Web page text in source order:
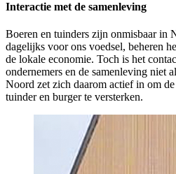
Interactie met de samenleving
Boeren en tuinders zijn onmisbaar in
dagelijks voor ons voedsel, beheren
de lokale economie. Toch is het
ondernemers en de samenleving niet
Noord zet zich daarom actief in om
tuinder en burger te versterken.